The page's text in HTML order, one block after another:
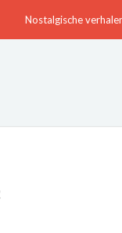
Nostalgische